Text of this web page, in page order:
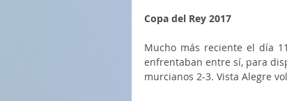
Copa del Rey 2017
Mucho más reciente el día
enfrentaban entre sí, para
murcianos 2-3. Vista Alegre